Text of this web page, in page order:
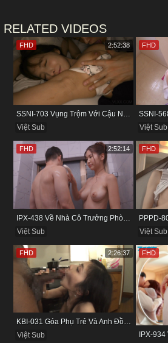
RELATED VIDEOS
SSNI-703 Vụng Trộm Với Cậu Nhân Viên Ngay Bên Cạnh Chồng
Việt Sub
FHD 2:52:38
Việt Sub
FHD
Việt Sub
FHD 2:52:14
Việt Sub
FHD
KBI-031 Góa Phụ Trẻ Và Anh Đồng Nghiệp Cũ
Việt Sub
FHD 2:26:37 FHD